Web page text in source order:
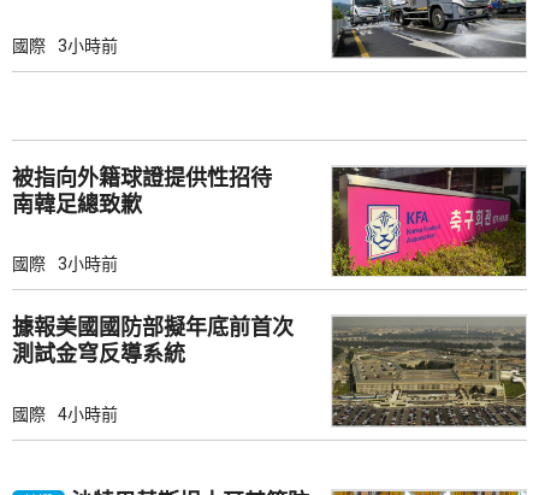
國際 3小時前
被指向外籍球證提供性招待
南韓足總致歉
國際 3小時前
據報美國國防部擬年底前首次
測試金穹反導系統
國際 4小時前